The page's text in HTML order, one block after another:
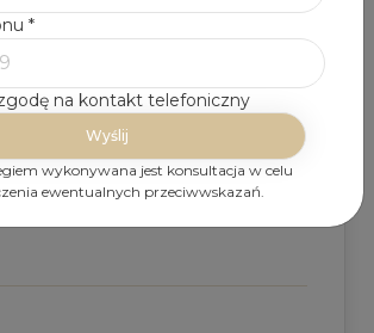
*
na kontakt telefoniczny
wykonywana jest konsultacja w celu
ewentualnych przeciwwskazań.